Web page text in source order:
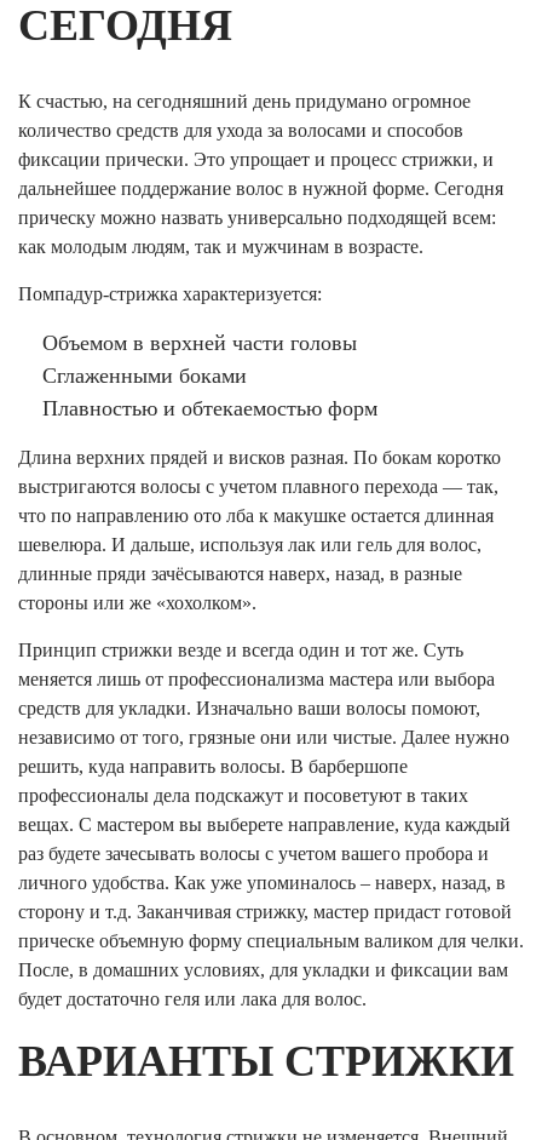
СЕГОДНЯ
К счастью, на сегодняшний день придумано огромное
количество средств для ухода за волосами и способов
фиксации прически. Это упрощает и процесс стрижки, и
дальнейшее поддержание волос в нужной форме. Сегодня
прическу можно назвать универсально подходящей всем:
как молодым людям, так и мужчинам в возрасте.
Помпадур-стрижка характеризуется:
Объемом в верхней части головы
Сглаженными боками
Плавностью и обтекаемостью форм
Длина верхних прядей и висков разная. По бокам коротко
выстригаются волосы с учетом плавного перехода — так,
что по направлению ото лба к макушке остается длинная
шевелюра. И дальше, используя лак или гель для волос,
длинные пряди зачёсываются наверх, назад, в разные
стороны или же «хохолком».
Принцип стрижки везде и всегда один и тот же. Суть
меняется лишь от профессионализма мастера или выбора
средств для укладки. Изначально ваши волосы помоют,
независимо от того, грязные они или чистые. Далее нужно
решить, куда направить волосы. В барбершопе
профессионалы дела подскажут и посоветуют в таких
вещах. С мастером вы выберете направление, куда каждый
раз будете зачесывать волосы с учетом вашего пробора и
личного удобства. Как уже упоминалось – наверх, назад, в
сторону и т.д. Заканчивая стрижку, мастер придаст готовой
прическе объемную форму специальным валиком для челки.
После, в домашних условиях, для укладки и фиксации вам
будет достаточно геля или лака для волос.
ВАРИАНТЫ СТРИЖКИ